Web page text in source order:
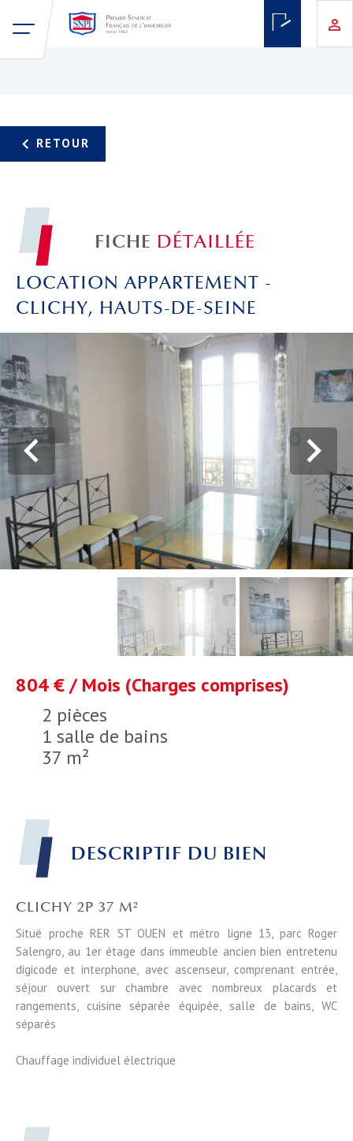
FICHE DÉTAILLÉE
LOCATION APPARTEMENT -
CLICHY, HAUTS-DE-SEINE
2 pièces
1 salle de bains
37 m²
804 € / Mois (Charges comprises)
DESCRIPTIF DU BIEN
CLICHY 2P 37 M²
Situé proche RER ST OUEN et métro ligne 13, parc Roger
Salengro, au 1er étage dans immeuble ancien bien entretenu
digicode et interphone, avec ascenseur, comprenant entrée,
séjour ouvert sur chambre avec nombreux placards et
rangements, cuisine séparée équipée, salle de bains, WC
séparés
Chauffage individuel électrique